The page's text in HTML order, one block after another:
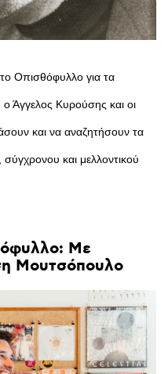
Οπισθόφυλλο για τα
Άγγελος Κυρούσης και οι
και να αναζητήσουν τα
και μελλοντικού
Με
Μουτσόπουλο